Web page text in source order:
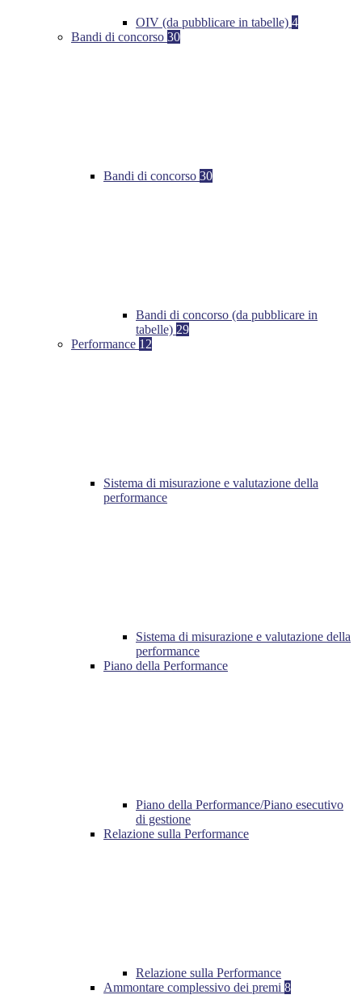
OIV (da pubblicare in tabelle) 4
Bandi di concorso 30
Bandi di concorso 30
Bandi di concorso (da pubblicare in
tabelle) 29
Performance 12
Sistema di misurazione e valutazione della
performance
Sistema di misurazione e valutazione della
performance
Piano della Performance
Piano della Performance/Piano esecutivo
di gestione
Relazione sulla Performance
Relazione sulla Performance
Ammontare complessivo dei premi 8